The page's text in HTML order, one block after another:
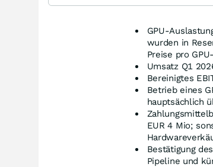
GPU-
wurden in
Preise pro
Umsatz Q1
Bereinigtes
Betrieb eines
hauptsächlich
EUR 4 Mio;
Bestätigung
Pipeline und